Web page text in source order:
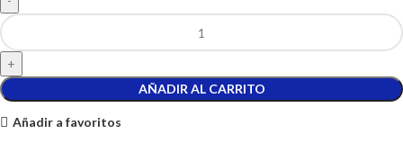
AÑADIR AL CARRITO
Añadir a favoritos